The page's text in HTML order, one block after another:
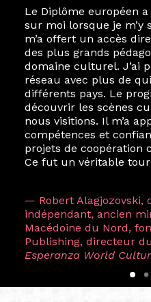
Le Diplôme européen
sur moi lorsque je m’y
m’a offert un accès
des plus grands
domaine culturel. J’ai
réseau avec plus de
différents pays. Le
découvrir les scènes
nous visitions. Il m’a
compétences et
projets de coopération
Ce fut un véritable
— Robert
indépendant, ancien
Macédoine du Nord,
Publishing, directeur
Esperanza World